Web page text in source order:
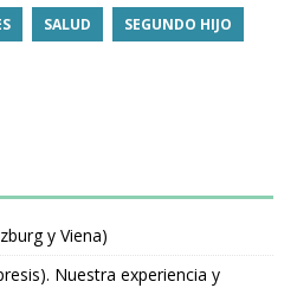
SALUD SEGUNDO HIJO
y Viena)
Nuestra experiencia y